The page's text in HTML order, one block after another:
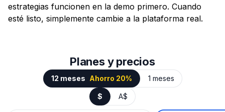
estrategias funcionen en la demo primero. Cuando
esté listo, simplemente cambie a la plataforma real.
Planes y precios
12 meses Ahorro 20% 1 meses
$ A$